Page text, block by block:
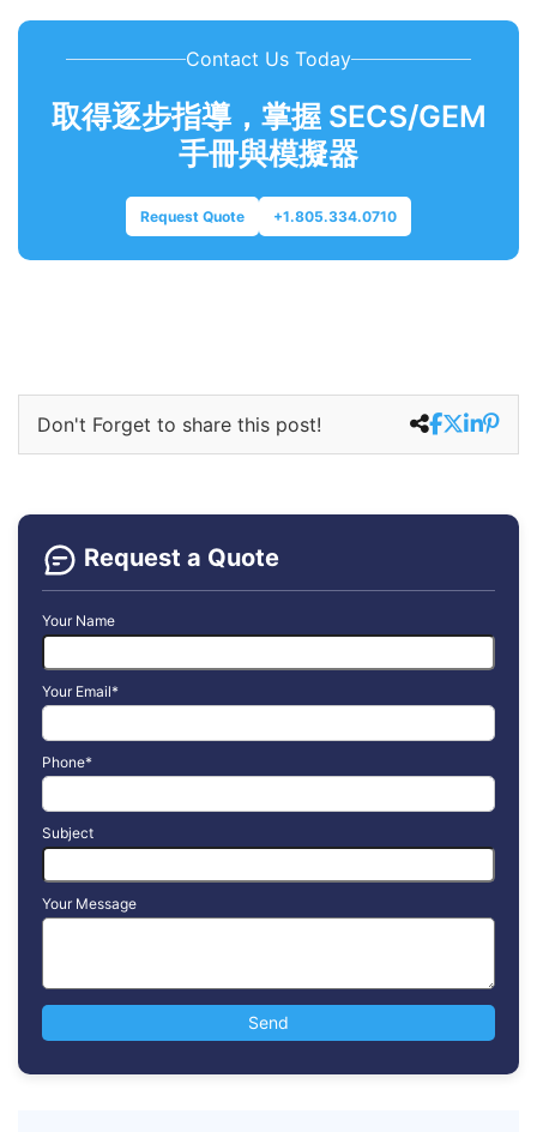
Contact Us Today
取得逐步指導，掌握 SECS/GEM
手冊與模擬器
Request Quote +1.805.334.0710
Don't Forget to share this post!
Request a Quote
Your Name
Your Email*
Phone*
Subject
Your Message